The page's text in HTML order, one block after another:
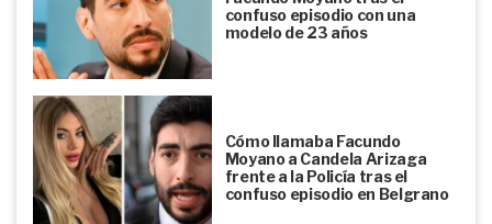
confuso episodio con una
modelo de 23 años
Cómo llamaba Facundo
Moyano a Candela Arizaga
frente a la Policía tras el
confuso episodio en Belgrano